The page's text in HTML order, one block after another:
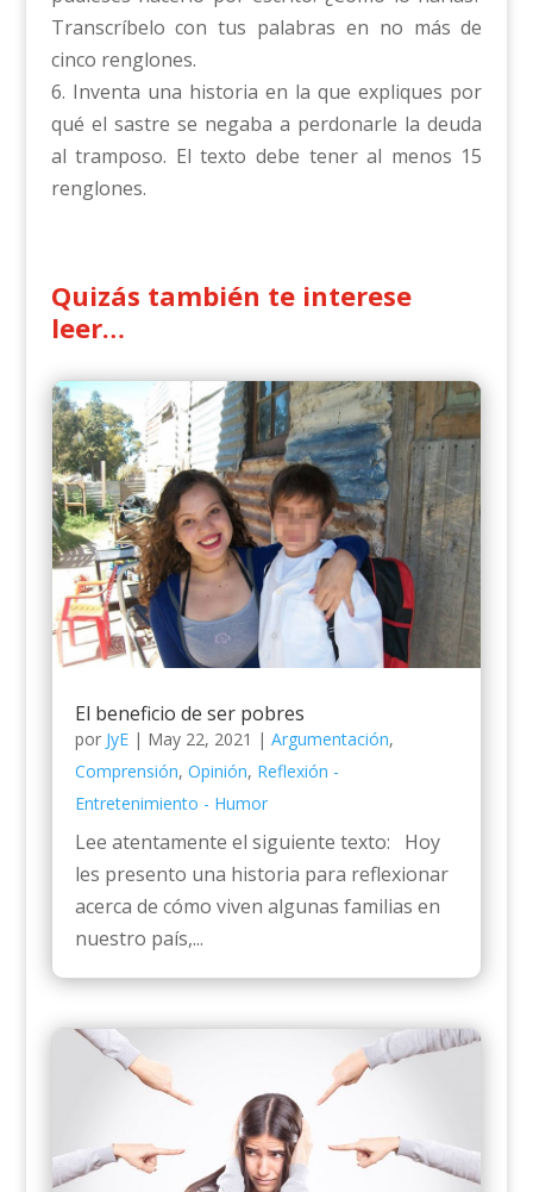
Transcríbelo con tus palabras en no más de
cinco renglones.
6. Inventa una historia en la que expliques por
qué el sastre se negaba a perdonarle la deuda
al tramposo. El texto debe tener al menos 15
renglones.
Quizás también te interese
leer…
El beneficio de ser pobres
por JyE| May 22, 2021 | Argumentación,
Comprensión, Opinión, Reflexión -
Entretenimiento - Humor
Lee atentamente el siguiente texto: Hoy
les presento una historia para reflexionar
acerca de cómo viven algunas familias en
nuestro país,...